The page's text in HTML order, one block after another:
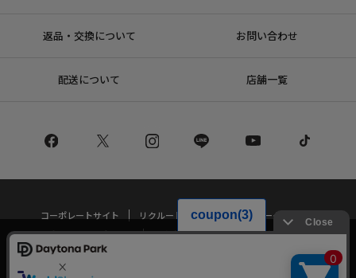
返品・交換について お問い合わせ
配送について 店舗一覧
コーポレートサイト リクルート
サステナブルマークについて
プライバシーポリシー
特定商取引法・古物営業法に基づく表記
当サイトでは利用体験の向上およびコンテンツの最適な提供、トラフィック
の分析を目的としてCookieを使用しています。